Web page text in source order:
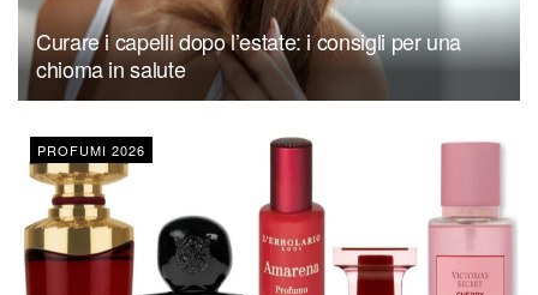
Curare i capelli dopo l’estate: i consigli per una
chioma in salute
PROFUMI 2026